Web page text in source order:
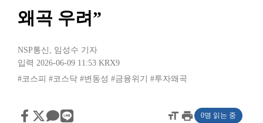
왜곡 우려”
NSP통신 , 임성수 기자
입력 2026-06-09 11:53 KRX9
#코스피 #코스닥 #변동성 #금융위기 #투자왜곡
format_sizeprint 0명 읽는 중